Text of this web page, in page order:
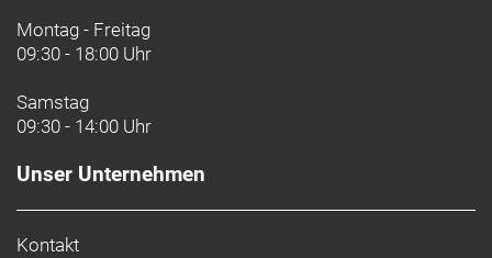
Montag - Freitag
09:30 - 18:00 Uhr
Samstag
09:30 - 14:00 Uhr
Unser Unternehmen
Kontakt